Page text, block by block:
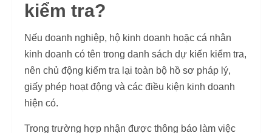
kiểm tra?
Nếu doanh nghiệp, hộ kinh doanh hoặc cá nhân
kinh doanh có tên trong danh sách dự kiến kiểm tra,
nên chủ động kiểm tra lại toàn bộ hồ sơ pháp lý,
giấy phép hoạt động và các điều kiện kinh doanh
hiện có.
Trong trường hợp nhận được thông báo làm việc